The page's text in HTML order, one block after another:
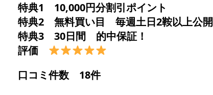
特典1 10,000円分割引ポイント
特典2 無料買い目 毎週土日2鞍以上公開
特典3 30日間 的中保証！
評価
口コミ件数 18件